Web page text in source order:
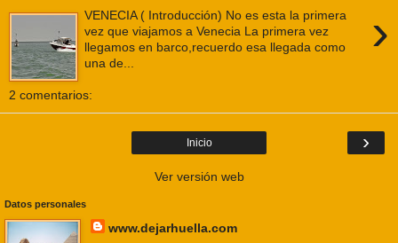
›
VENECIA ( Introducción) No es esta la primera
vez que viajamos a Venecia La primera vez
llegamos en barco,recuerdo esa llegada como
una de...
2 comentarios:
›
Inicio
Ver versión web
Datos personales
www.dejarhuella.com